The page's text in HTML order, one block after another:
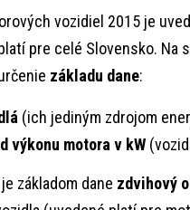
vozidiel 2015 je
pre celé Slovensko. Na
základu dane:
(ich jediným zdrojom
výkonu motora v kW
je základom dane zdvihový